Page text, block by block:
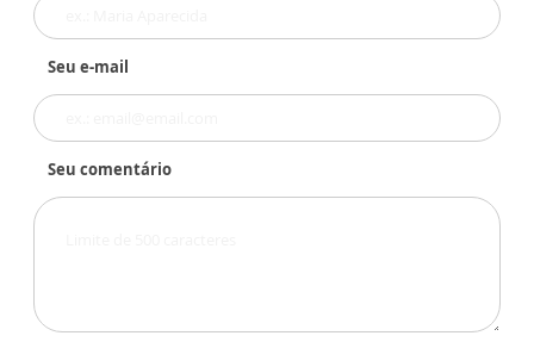
Seu e-mail
Seu comentário